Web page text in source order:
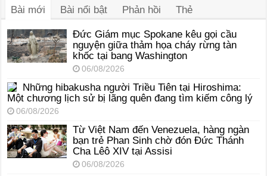
Bài mới Bài nổi bật Phản hồi Thẻ
Đức Giám mục Spokane kêu gọi cầu
nguyện giữa thảm họa cháy rừng tàn
khốc tại bang Washington
06/08/2026
Những hibakusha người Triều Tiên tại Hiroshima:
Một chương lịch sử bị lãng quên đang tìm kiếm công lý
06/08/2026
Từ Việt Nam đến Venezuela, hàng ngàn
bạn trẻ Phan Sinh chờ đón Đức Thánh
Cha Lêô XIV tại Assisi
06/08/2026